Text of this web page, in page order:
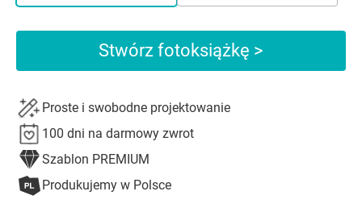
Stwórz fotoksiążkę >
Proste i swobodne projektowanie
100 dni na darmowy zwrot
Szablon PREMIUM
Produkujemy w Polsce